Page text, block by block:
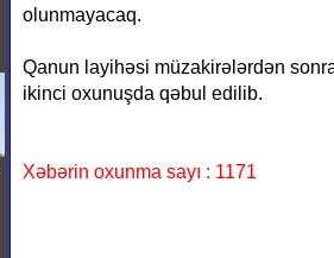
olunmayacaq.
Qanun layihəsi müzakirələrdən
ikinci oxunuşda qəbul edilib.
Xəbərin oxunma sayı : 1171